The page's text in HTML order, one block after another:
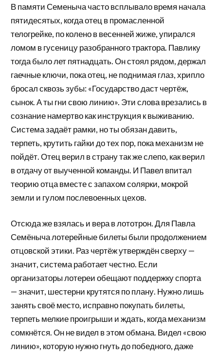
В памяти Семеныча часто всплывало время начала
пятидесятых, когда отец в промасленной
телогрейке, по колено в весенней жиже, упирался
ломом в гусеницу разобранного трактора. Павлику
тогда было лет пятнадцать. Он стоял рядом, держал
гаечные ключи, пока отец, не поднимая глаз, хрипло
бросал сквозь зубы: «Государство даст чертёж,
сынок. А ты гни свою линию». Эти слова врезались в
сознание намертво как инструкция к выживанию.
Система задаёт рамки, но ты обязан давить,
терпеть, крутить гайки до тех пор, пока механизм не
пойдёт. Отец верил в страну так же слепо, как верил
в отдачу от выученной команды. И Павел впитал
теорию отца вместе с запахом солярки, мокрой
земли и гулом послевоенных цехов.
Отсюда же взялась и вера в лототрон. Для Павла
Семёныча лотерейные билеты были продолжением
отцовской этики. Раз чертёж утверждён сверху —
значит, система работает честно. Если
организаторы лотереи обещают поддержку спорта
— значит, шестерни крутятся по плану. Нужно лишь
занять своё место, исправно покупать билеты,
терпеть мелкие проигрыши и ждать, когда механизм
сомкнётся. Он не видел в этом обмана. Видел «свою
линию», которую нужно гнуть до победного, даже